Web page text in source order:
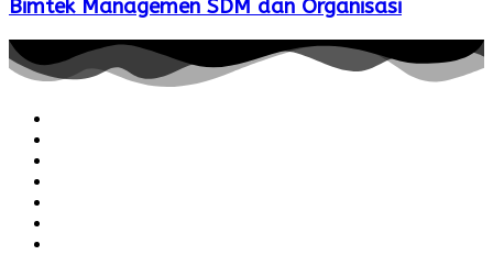
Bimtek Managemen SDM dan Organisasi